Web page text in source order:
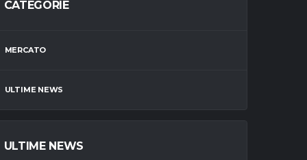
CATEGORIE
MERCATO
ULTIME NEWS
ULTIME NEWS